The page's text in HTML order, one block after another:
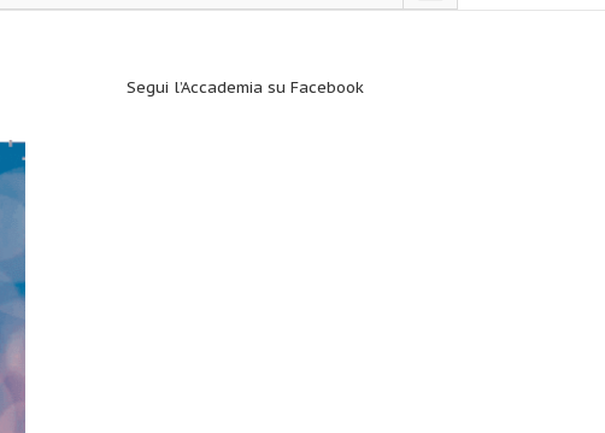
Segui l’Accademia su Facebook